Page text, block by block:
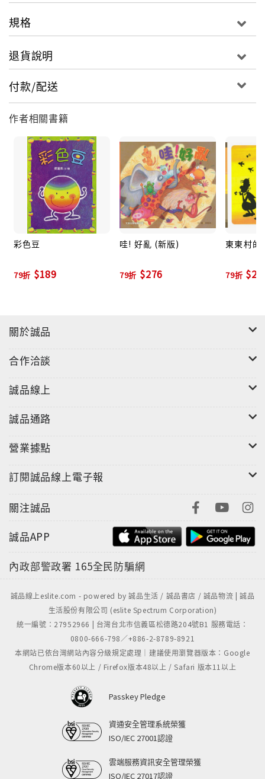
規格
退貨說明
付款/配送
作者相關書籍
彩色豆
79折 $189
哇! 好亂 (新版)
79折 $276
東東村的
79折
關於誠品
合作洽談
誠品線上
誠品通路
營業據點
訂閱誠品線上電子報
關注誠品
誠品APP
內政部警政署 165全民防騙網
誠品線上eslite.com - powered by 誠品生活 / 誠品書店 / 誠品物流 | 誠品
生活股份有限公司 (eslite Spectrum Corporation)
統一編號：27952966 | 台灣台北市信義區松德路204號B1 服務電話：
0800-666-798／+886-2-8789-8921
本網站已依台灣網站內容分級規定處理｜建議使用瀏覽器版本：Google
Chrome版本60以上 / Firefox版本48以上 / Safari 版本11以上
Passkey Pledge
資通安全管理系統榮獲
ISO/IEC 27001認證
雲端服務資訊安全管理榮獲
ISO/IEC 27017認證